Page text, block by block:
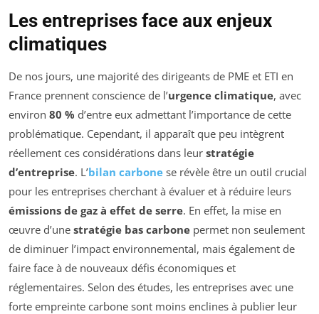
Les entreprises face aux enjeux
climatiques
De nos jours, une majorité des dirigeants de PME et ETI en
France prennent conscience de l’urgence climatique, avec
environ 80 % d’entre eux admettant l’importance de cette
problématique. Cependant, il apparaît que peu intègrent
réellement ces considérations dans leur stratégie
d’entreprise. L’bilan carbone se révèle être un outil crucial
pour les entreprises cherchant à évaluer et à réduire leurs
émissions de gaz à effet de serre. En effet, la mise en
œuvre d’une stratégie bas carbone permet non seulement
de diminuer l’impact environnemental, mais également de
faire face à de nouveaux défis économiques et
réglementaires. Selon des études, les entreprises avec une
forte empreinte carbone sont moins enclines à publier leur